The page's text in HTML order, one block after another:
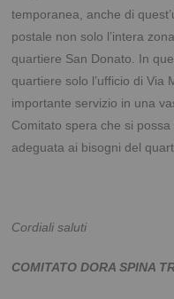
temporanea, anche di
postale non solo l’intera
quartiere San Donato. In
quartiere solo l’ufficio di Via
importante servizio in una
Comitato spera che si
adeguata ai bisogni del
Cordiali saluti
COMITATO DORA SPINA